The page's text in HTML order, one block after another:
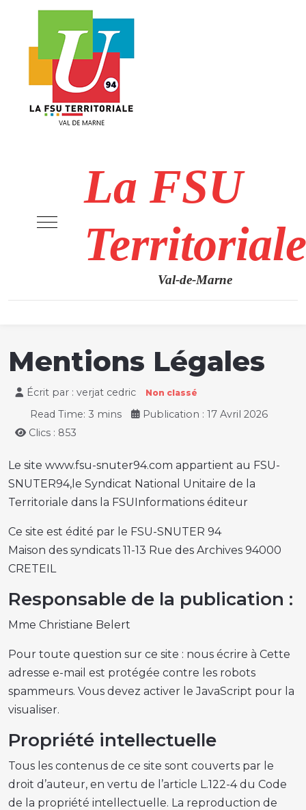
Mobile Menu Toggle
La FSU
Territoriale
Val-de-Marne
Mentions Légales
Écrit par : verjat cedric Non classé
Read Time: 3 mins
Publication : 17 Avril 2026
Clics : 853
Le site www.fsu-snuter94.com appartient au FSU-
SNUTER94,le Syndicat National Unitaire de la
Territoriale dans la FSUInformations éditeur
Ce site est édité par le FSU-SNUTER 94
Maison des syndicats 11-13 Rue des Archives 94000
CRETEIL
Responsable de la publication :
Mme Christiane Belert
Pour toute question sur ce site : nous écrire à Cette
adresse e-mail est protégée contre les robots
spammeurs. Vous devez activer le JavaScript pour la
visualiser.
Propriété intellectuelle
Tous les contenus de ce site sont couverts par le
droit d’auteur, en vertu de l’article L.122-4 du Code
de la propriété intellectuelle. La reproduction de